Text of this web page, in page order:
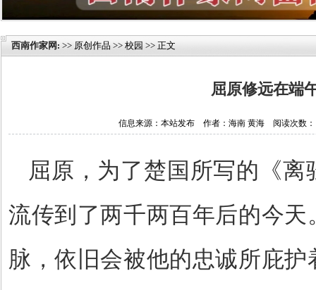
西南作家网 : >> 原创作品 >> 校园 >> 正文
屈原修远在端
信息来源：本站发布 作者：海南 黄海 阅读次数：
屈原，为了楚国所写的《
流传到了两千两百年后的今
脉，依旧会被他的忠诚所庇